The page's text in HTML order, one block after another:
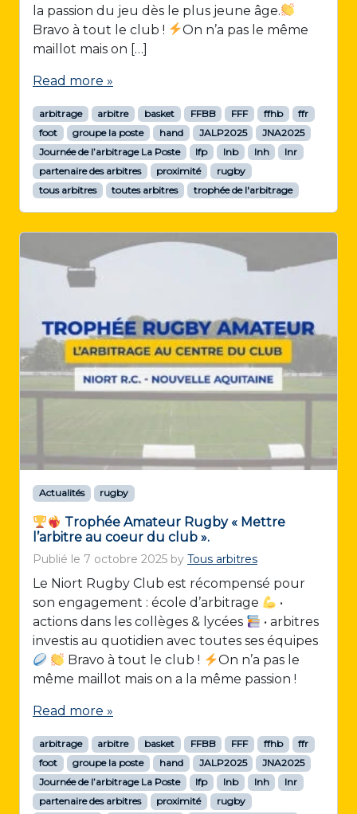
la passion du jeu dès le plus jeune âge.
Bravo à tout le club !
On n’a pas le même
maillot mais on […]
Read more »
arbitrage arbitre basket FFBB FFF ffhb
ffr
foot
groupe la poste hand JALP2025
JNA2025
Journée de l’arbitrage La Poste
lfp lnb lnh
lnr
partenaire des arbitres
proximité
rugby
tous arbitres
toutes arbitres trophée de l'arbitrage
Actualités rugby
Trophée Amateur Rugby « Mettre
l’arbitre au coeur du club ».
Publié le 7 octobre 2025 by Tous arbitres
Le Niort Rugby Club est récompensé pour
son engagement : école d’arbitrage
•
actions dans les collèges & lycées
• arbitres
investis au quotidien avec toutes ses équipes
Bravo à tout le club !
On n’a pas le
même maillot mais on a la même passion !
Read more »
arbitrage arbitre basket FFBB FFF ffhb
ffr
foot
groupe la poste hand JALP2025
JNA2025
Journée de l’arbitrage La Poste
lfp lnb lnh
lnr
partenaire des arbitres
proximité rugby